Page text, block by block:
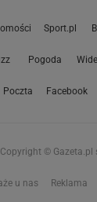
Sport.pl
Pogoda
Poczta Facebook
Copyright © Gazeta.pl
u nas Reklama